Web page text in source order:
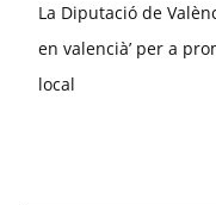
La Diputació de
en valencià’ per a
local